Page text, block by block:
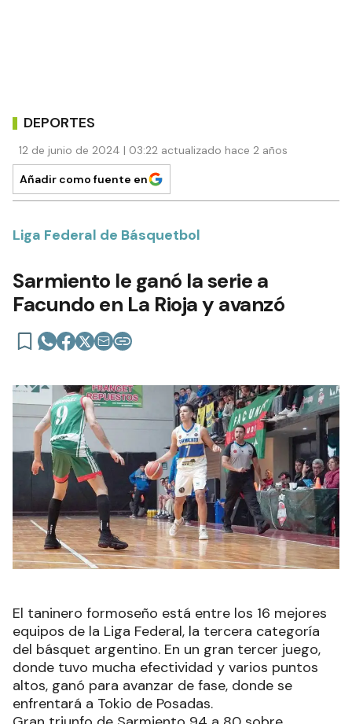
DEPORTES
12 de junio de 2024 | 03:22 actualizado hace 2 años
Añadir como fuente en
Liga Federal de Básquetbol
Sarmiento le ganó la serie a
Facundo en La Rioja y avanzó
El taninero formoseño está entre los 16 mejores
equipos de la Liga Federal, la tercera categoría
del básquet argentino. En un gran tercer juego,
donde tuvo mucha efectividad y varios puntos
altos, ganó para avanzar de fase, donde se
enfrentará a Tokio de Posadas.